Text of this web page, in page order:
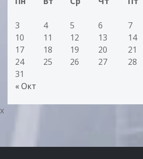
« Окт
3
4 5 6 7
10
11 12 13 14
17
18 19 20 21
24
25 26 27 28
31
x